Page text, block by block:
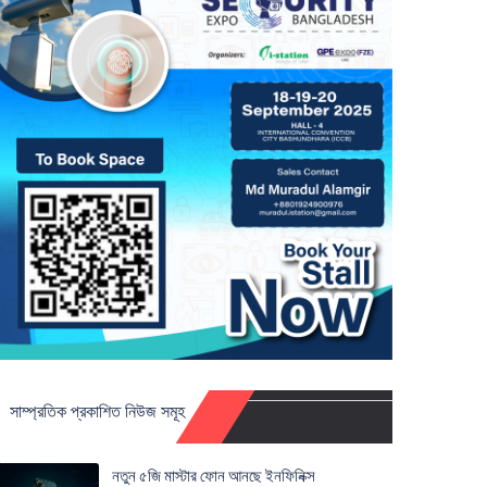
সাম্প্রতিক প্রকাশিত নিউজ সমূহ
নতুন ৫জি মাস্টার ফোন আনছে ইনফিনিক্স